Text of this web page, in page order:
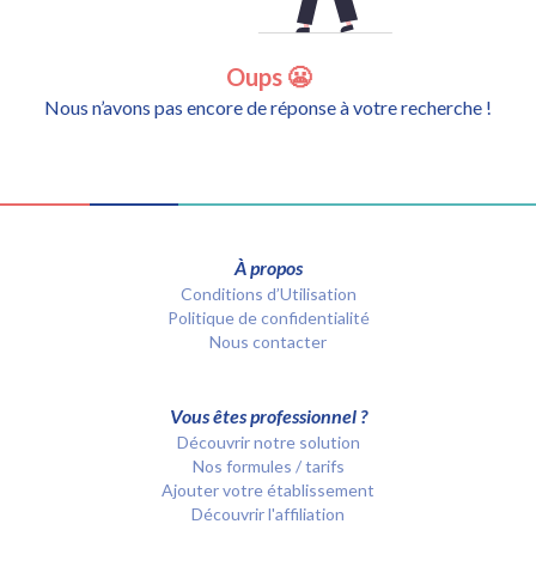
Oups 😬
Nous n’avons pas encore de réponse à votre recherche !
À propos
Conditions d’Utilisation
Politique de confidentialité
Nous contacter
Vous êtes professionnel ?
Découvrir notre solution
Nos formules / tarifs
Ajouter votre établissement
Découvrir l'affiliation